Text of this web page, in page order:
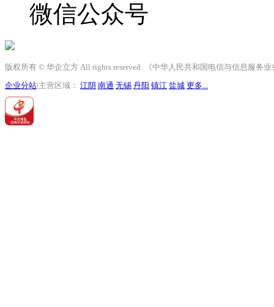
微信公众号
版权所有 © 华企立方 All rights reserved. 《中华人民共和国电信与信息服务
企业分站|主营区域： 江阴 南通 无锡 丹阳 镇江 盐城 更多...